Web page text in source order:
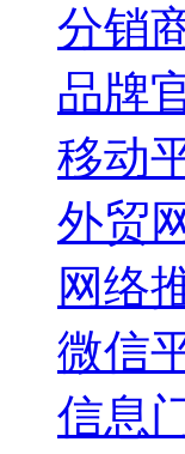
分销
品牌
移动
外贸
网络
微信
信息